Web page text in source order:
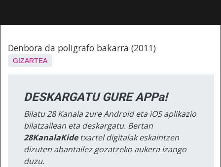
Denbora da poligrafo bakarra (2011)
GIZARTEA
DESKARGATU GURE APPa!
Bilatu 28 Kanala zure Android eta iOS aplikazio
bilatzailean eta deskargatu. Bertan
28KanalaKidetxartel digitalak eskaintzen
dizuten abantailez gozatzeko aukera izango
duzu.